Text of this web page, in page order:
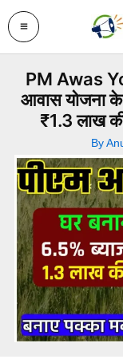
Skip
to
content
PM Awas
आवास योजना
₹1.3 लाख
By